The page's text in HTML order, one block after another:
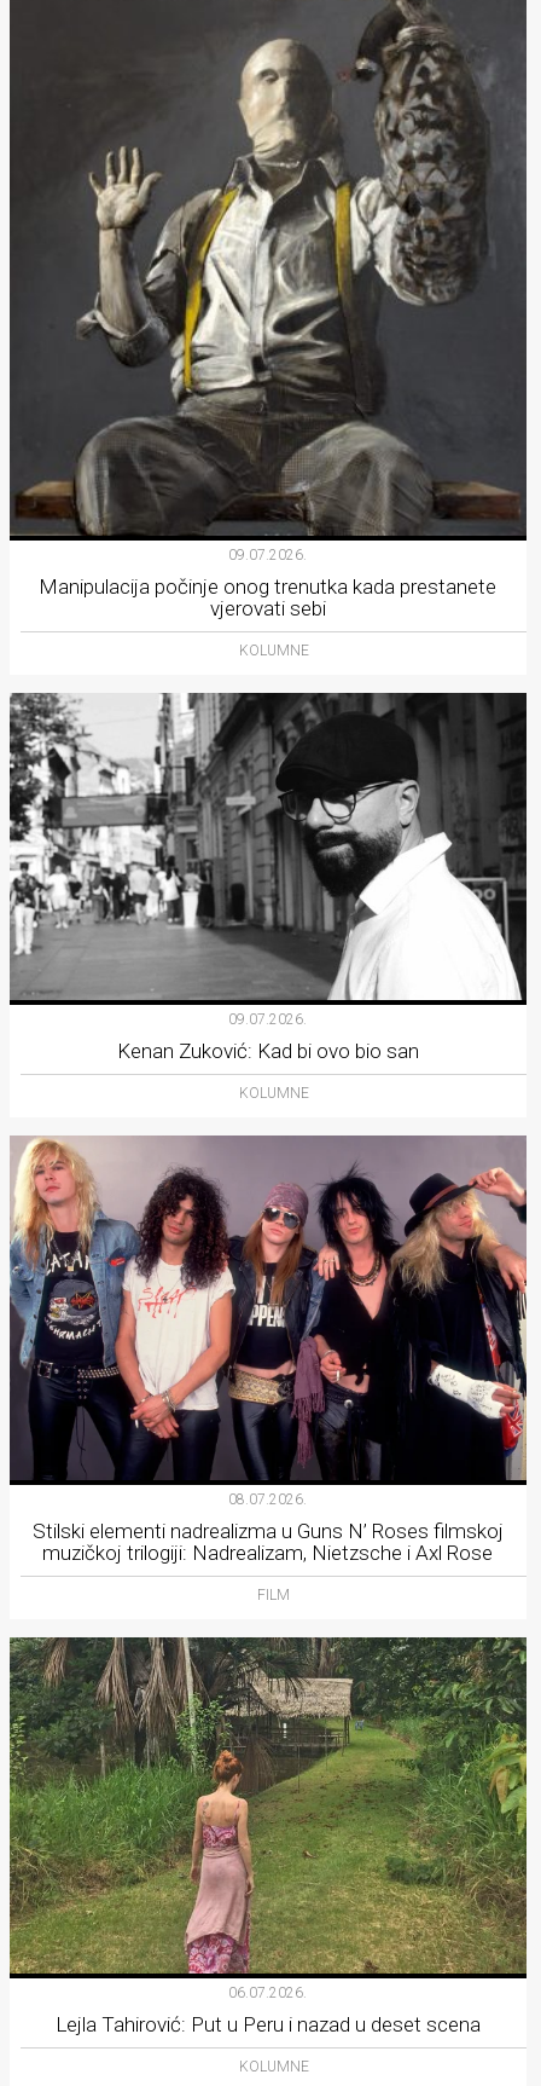
09.07.2026.
Manipulacija počinje onog trenutka kada prestanete
vjerovati sebi
KOLUMNE
09.07.2026.
Kenan Zuković: Kad bi ovo bio san
KOLUMNE
08.07.2026.
Stilski elementi nadrealizma u Guns N’ Roses filmskoj
muzičkoj trilogiji: Nadrealizam, Nietzsche i Axl Rose
FILM
06.07.2026.
Lejla Tahirović: Put u Peru i nazad u deset scena
KOLUMNE